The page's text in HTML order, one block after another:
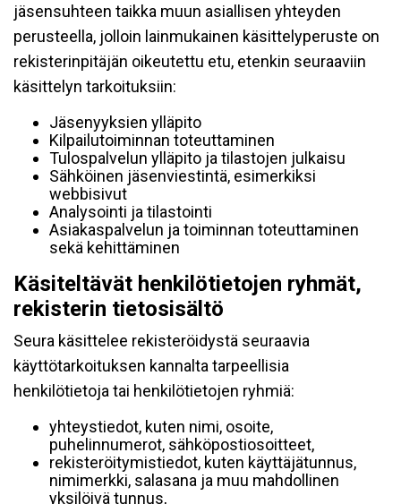
jäsensuhteen taikka muun asiallisen yhteyden
perusteella, jolloin lainmukainen käsittelyperuste on
rekisterinpitäjän oikeutettu etu, etenkin seuraaviin
käsittelyn tarkoituksiin:
Jäsenyyksien ylläpito
Kilpailutoiminnan toteuttaminen
Tulospalvelun ylläpito ja tilastojen julkaisu
Sähköinen jäsenviestintä, esimerkiksi
webbisivut
Analysointi ja tilastointi
Asiakaspalvelun ja toiminnan toteuttaminen
sekä kehittäminen
Käsiteltävät henkilötietojen ryhmät,
rekisterin tietosisältö
Seura käsittelee rekisteröidystä seuraavia
käyttötarkoituksen kannalta tarpeellisia
henkilötietoja tai henkilötietojen ryhmiä:
yhteystiedot, kuten nimi, osoite,
puhelinnumerot, sähköpostiosoitteet,
rekisteröitymistiedot, kuten käyttäjätunnus,
nimimerkki, salasana ja muu mahdollinen
yksilöivä tunnus,